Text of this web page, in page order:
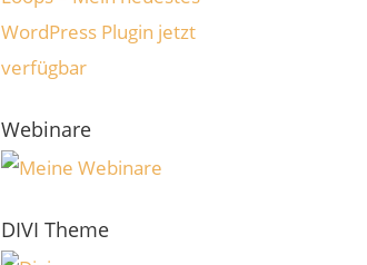
WordPress Plugin jetzt
verfügbar
Webinare
DIVI Theme